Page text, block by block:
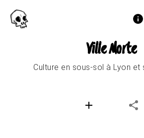
Ville Morte
Culture en sous-sol à Lyon et